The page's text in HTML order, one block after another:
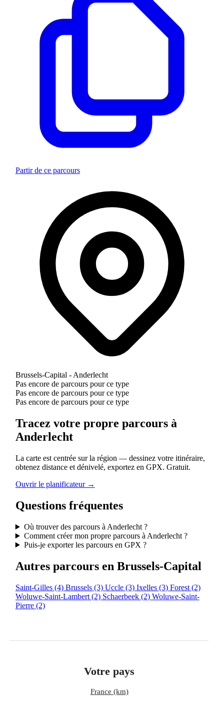
Partir de ce parcours
Brussels-Capital - Anderlecht
Pas encore de parcours pour ce type
Pas encore de parcours pour ce type
Pas encore de parcours pour ce type
Tracez votre propre parcours à
Anderlecht
La carte est centrée sur la région — dessinez votre itinéraire,
obtenez distance et dénivelé, exportez en GPX. Gratuit.
Ouvrir le planificateur →
Questions fréquentes
Où trouver des parcours à Anderlecht ?
Comment créer mon propre parcours à Anderlecht ?
Puis-je exporter les parcours en GPX ?
Autres parcours en Brussels-Capital
Saint-Gilles (4) Brussels (3) Uccle (3) Ixelles (3) Forest (2)
Woluwe-Saint-Lambert (2) Schaerbeek (2) Woluwe-Saint-
Pierre (2)
Votre pays
France (km)